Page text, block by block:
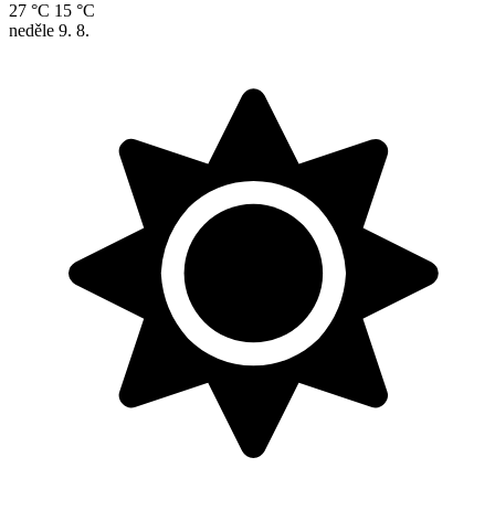
27 °C 15 °C
neděle 9. 8.